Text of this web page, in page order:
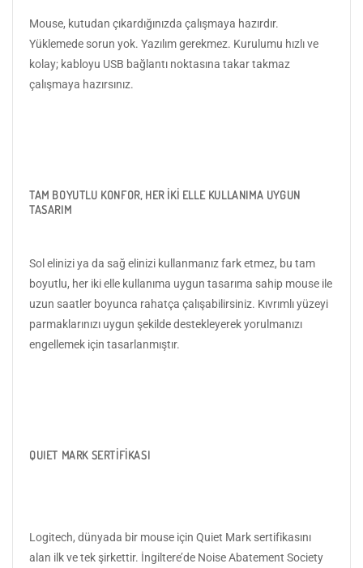
Mouse, kutudan çıkardığınızda çalışmaya hazırdır.
Yüklemede sorun yok. Yazılım gerekmez. Kurulumu hızlı ve
kolay; kabloyu USB bağlantı noktasına takar takmaz
çalışmaya hazırsınız.
TAM BOYUTLU KONFOR, HER İKİ ELLE KULLANIMA UYGUN
TASARIM
Sol elinizi ya da sağ elinizi kullanmanız fark etmez, bu tam
boyutlu, her iki elle kullanıma uygun tasarıma sahip mouse ile
uzun saatler boyunca rahatça çalışabilirsiniz. Kıvrımlı yüzeyi
parmaklarınızı uygun şekilde destekleyerek yorulmanızı
engellemek için tasarlanmıştır.
QUIET MARK SERTİFİKASI
Logitech, dünyada bir mouse için Quiet Mark sertifikasını
alan ilk ve tek şirkettir. İngiltere’de Noise Abatement Society